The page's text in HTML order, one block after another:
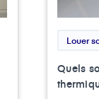
Louer
Quels